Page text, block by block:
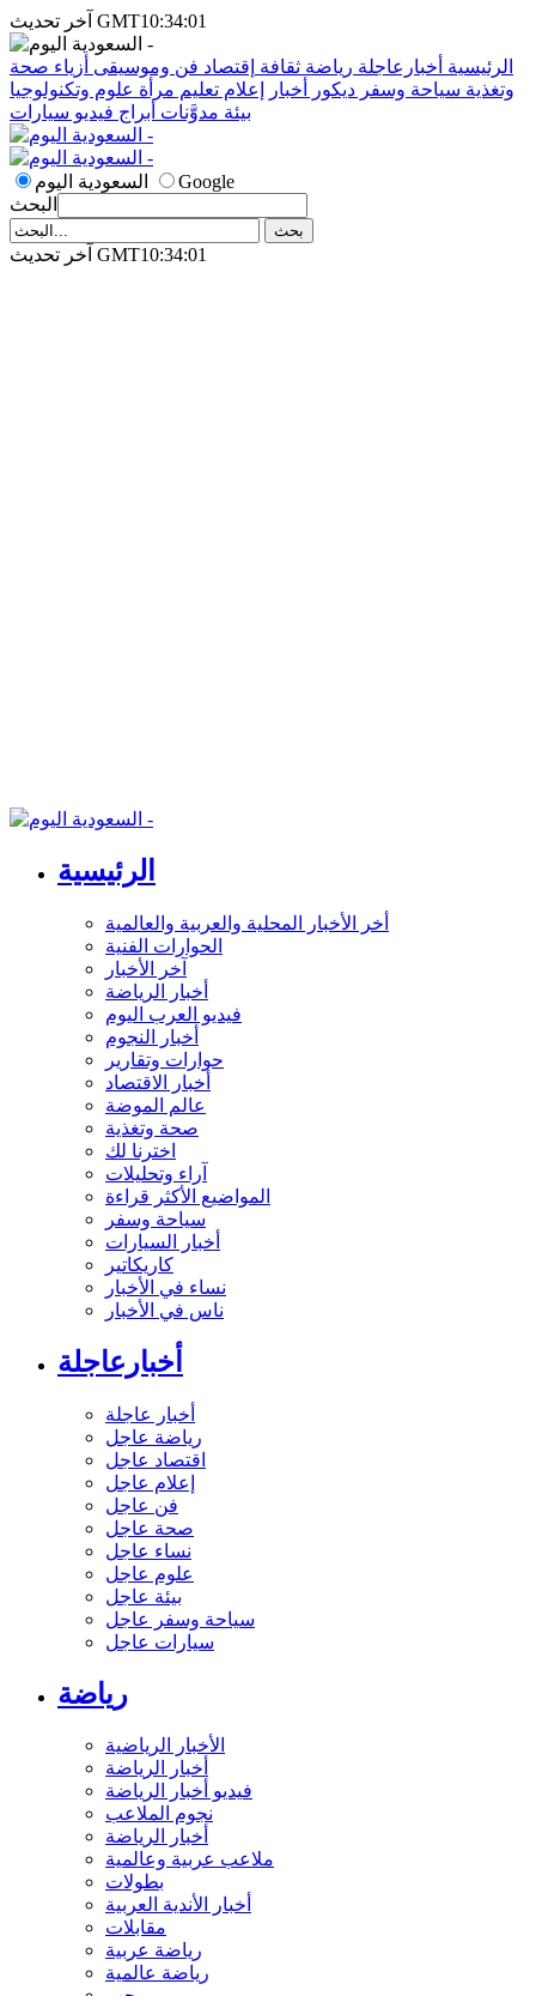
آخر تحديث GMT10:34:01
الرئيسية أخبارعاجلة رياضة ثقافة إقتصاد فن وموسيقى أزياء صحة
وتغذية سياحة وسفر ديكور أخبار إعلام تعليم مرأة علوم وتكنولوجيا
بيئة مدوَّنات أبراج فيديو سيارات
السعودية اليوم
Google
البحث
آخر تحديث GMT10:34:01
الرئيسية
أخر الأخبار المحلية والعربية والعالمية
الحوارات الفنية
آخر الأخبار
أخبار الرياضة
فيديو العرب اليوم
أخبار النجوم
حوارات وتقارير
أخبار الاقتصاد
عالم الموضة
صحة وتغذية
اخترنا لك
آراء وتحليلات
المواضيع الأكثر قراءة
سياحة وسفر
أخبار السيارات
كاريكاتير
نساء في الأخبار
ناس في الأخبار
أخبارعاجلة
أخبار عاجلة
رياضة عاجل
اقتصاد عاجل
إعلام عاجل
فن عاجل
صحة عاجل
نساء عاجل
علوم عاجل
بيئة عاجل
سياحة وسفر عاجل
سيارات عاجل
رياضة
الأخبار الرياضية
أخبار الرياضة
فيديو أخبار الرياضة
نجوم الملاعب
أخبار الرياضة
ملاعب عربية وعالمية
بطولات
أخبار الأندية العربية
مقابلات
رياضة عربية
رياضة عالمية